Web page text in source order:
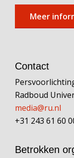
Meer
Contact
Radboud
media@ru.nl
+31 243 61 60
Betrokken